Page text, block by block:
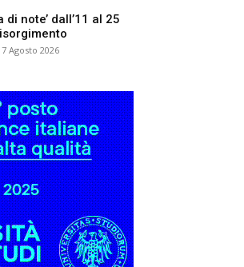
note’ dall’11 al 25
7 Agosto 2026